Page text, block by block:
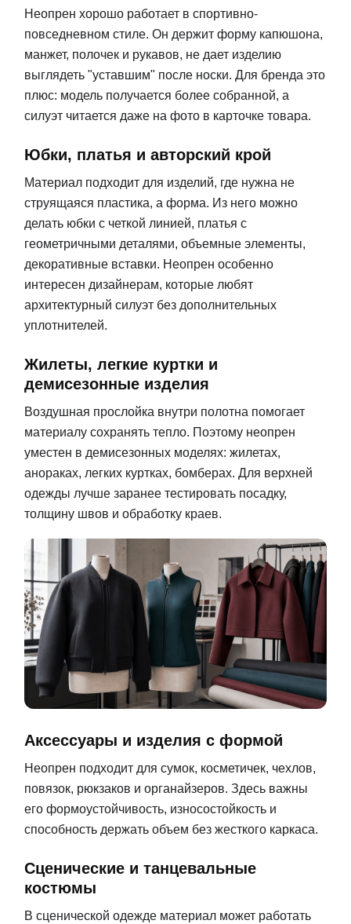
Неопрен хорошо работает в спортивно-
повседневном стиле. Он держит форму капюшона,
манжет, полочек и рукавов, не дает изделию
выглядеть "уставшим" после носки. Для бренда это
плюс: модель получается более собранной, а
силуэт читается даже на фото в карточке товара.
Юбки, платья и авторский крой
Материал подходит для изделий, где нужна не
струящаяся пластика, а форма. Из него можно
делать юбки с четкой линией, платья с
геометричными деталями, объемные элементы,
декоративные вставки. Неопрен особенно
интересен дизайнерам, которые любят
архитектурный силуэт без дополнительных
уплотнителей.
Жилеты, легкие куртки и
демисезонные изделия
Воздушная прослойка внутри полотна помогает
материалу сохранять тепло. Поэтому неопрен
уместен в демисезонных моделях: жилетах,
анораках, легких куртках, бомберах. Для верхней
одежды лучше заранее тестировать посадку,
толщину швов и обработку краев.
Аксессуары и изделия с формой
Неопрен подходит для сумок, косметичек, чехлов,
повязок, рюкзаков и органайзеров. Здесь важны
его формоустойчивость, износостойкость и
способность держать объем без жесткого каркаса.
Сценические и танцевальные
костюмы
В сценической одежде материал может работать